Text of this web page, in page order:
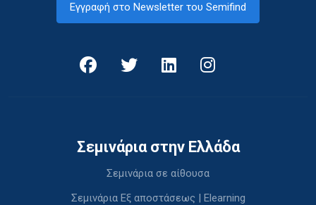
Εγγραφή στο Newsletter του Semifind
Σεμινάρια στην Ελλάδα
Σεμινάρια σε αίθουσα
Σεμινάρια Εξ αποστάσεως | Elearning